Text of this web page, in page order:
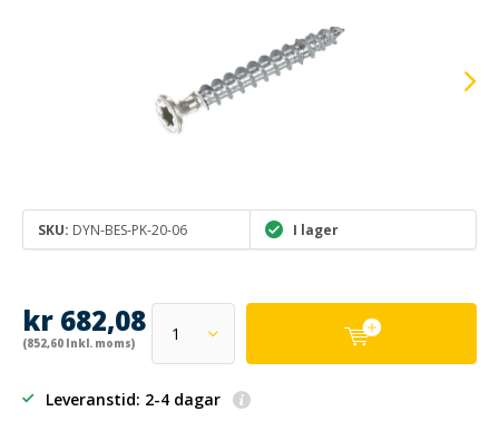
SKU: DYN-BES-PK-20-06 I lager
kr 682,08
(852,60 Inkl. moms)
Leveranstid: 2-4 dagar